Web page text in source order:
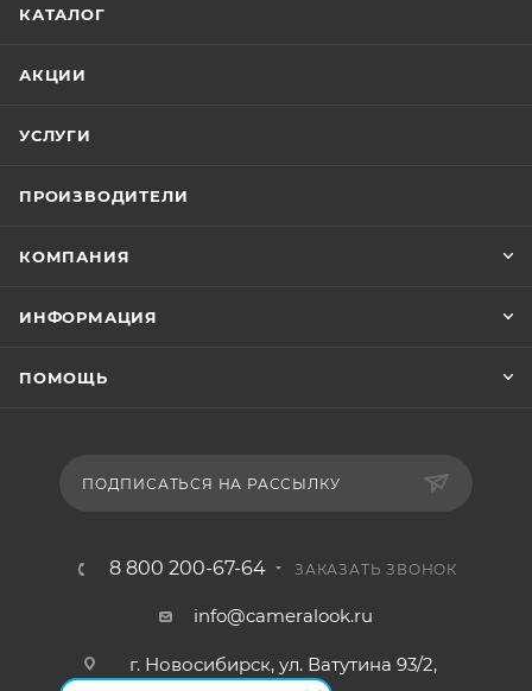
КАТАЛОГ
АКЦИИ
УСЛУГИ
ПРОИЗВОДИТЕЛИ
КОМПАНИЯ
ИНФОРМАЦИЯ
ПОМОЩЬ
ПОДПИСАТЬСЯ НА РАССЫЛКУ
8 800 200-67-64 ЗАКАЗАТЬ ЗВОНОК
info@cameralook.ru
г. Новосибирск, ул. Ватутина 93/2,